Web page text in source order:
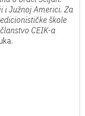
i Južnoj Americi. Za
škole
CEIK-a